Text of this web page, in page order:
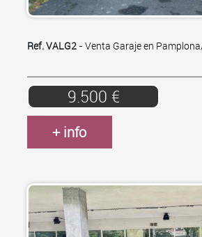
Ref. VALG2- Venta Garaje en
9.500 €
+ info